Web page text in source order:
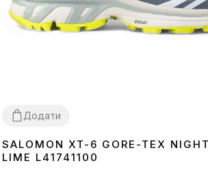
Додати
404142 43 44 45
SALOMON XT-6 GORE-TEX
LIME L41741100